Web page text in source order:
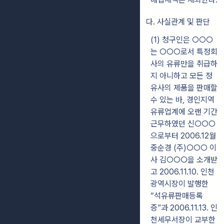
다. 사실관계 및 판단
(1) 청구인은 ○○○
는 ○○○로서 특정회
사의 유류만을 취급하
지 아니하고 모든 정
유사의 제품을 판매할
수 있는 바, 경인지역
유류업계에 오랜 기간
근무하였던 신○○○
으로부터 2006.12월
중순경 (주)○○○ 이
사 김○○○을 소개받
고 2006.11.10. 인천
광역시장이 발행한
“석유류판매등록
증”과 2006.11.13. 인
천세무서장이 교부한